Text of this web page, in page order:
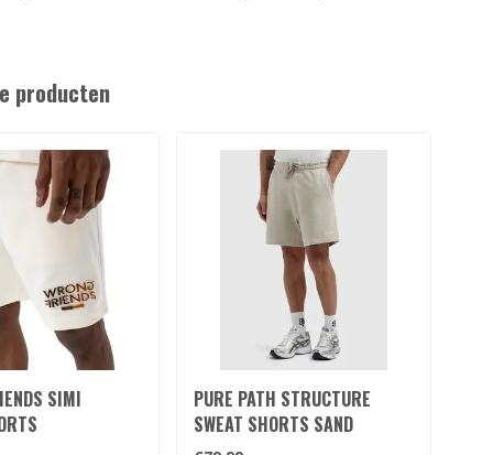
producten
SIMI
PURE PATH STRUCTURE
SWEAT SHORTS SAND